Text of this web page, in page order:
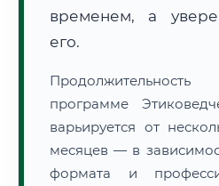
Нажмите на документ для
временем, а
его.
программе
варьируется от
месяцев — в
формата и